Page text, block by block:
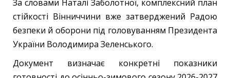
За словами Наталі Заболотної, комплексний план
стійкості Вінниччини вже затверджений Радою
безпеки й оборони під головуванням Президента
України Володимира Зеленського.
Документ визначає конкретні показники